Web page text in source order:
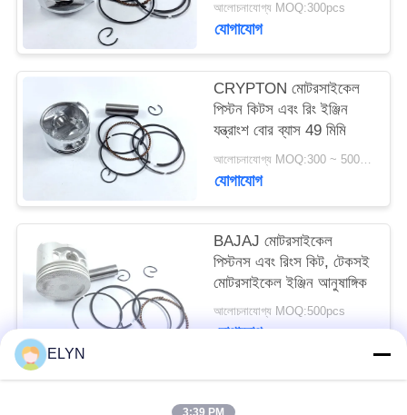
আলোচনাযোগ্য MOQ:300pcs
যোগাযোগ
CRYPTON মোটরসাইকেল
পিস্টন কিটস এবং রিং ইঞ্জিন
যন্ত্রাংশ বোর ব্যাস 49 মিমি
আলোচনাযোগ্য MOQ:300 ~ 500sets সরানোর জন্য ফিরে
যোগাযোগ
BAJAJ মোটরসাইকেল
পিস্টনস এবং রিংস কিট, টেকসই
মোটরসাইকেল ইঞ্জিন আনুষাঙ্গিক
আলোচনাযোগ্য MOQ:500pcs
যোগাযোগ
ELYN
3:39 PM